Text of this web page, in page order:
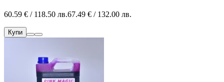
60.59 € / 118.50 лв.67.49 € / 132.00 лв.
Купи